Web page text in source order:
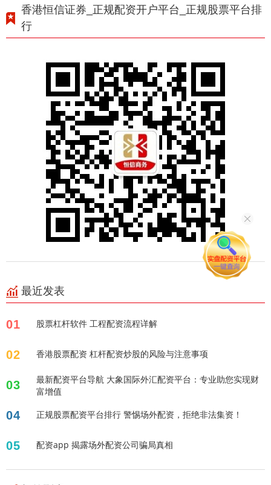
香港恒信证券_正规配资开户平台_正规股票平台排
行
最近发表
01 股票杠杆软件 工程配资流程详解
02 香港股票配资 杠杆配资炒股的风险与注意事项
03
最新配资平台导航 大象国际外汇配资平台：专业助您实现财
富增值
04 正规股票配资平台排行 警惕场外配资，拒绝非法集资！
05 配资app 揭露场外配资公司骗局真相